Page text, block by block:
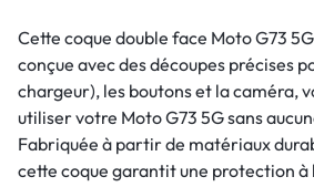
Cette coque double face Moto G73
conçue avec des découpes précises
chargeur), les boutons et la caméra,
utiliser votre Moto G73 5G sans
Fabriquée à partir de matériaux
cette coque garantit une protection